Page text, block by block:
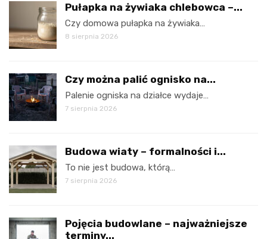
Pułapka na żywiaka chlebowca –...
Czy domowa pułapka na żywiaka…
8 sierpnia 2026
Czy można palić ognisko na...
Palenie ogniska na działce wydaje…
7 sierpnia 2026
Budowa wiaty – formalności i...
To nie jest budowa, którą…
7 sierpnia 2026
Pojęcia budowlane – najważniejsze
terminy...